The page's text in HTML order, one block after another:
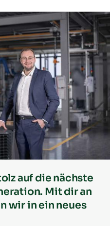
auf die nächste
Mit dir an
wir in ein neues